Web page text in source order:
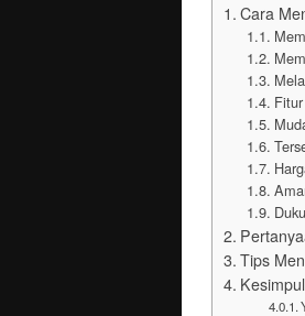
Cara
Tips